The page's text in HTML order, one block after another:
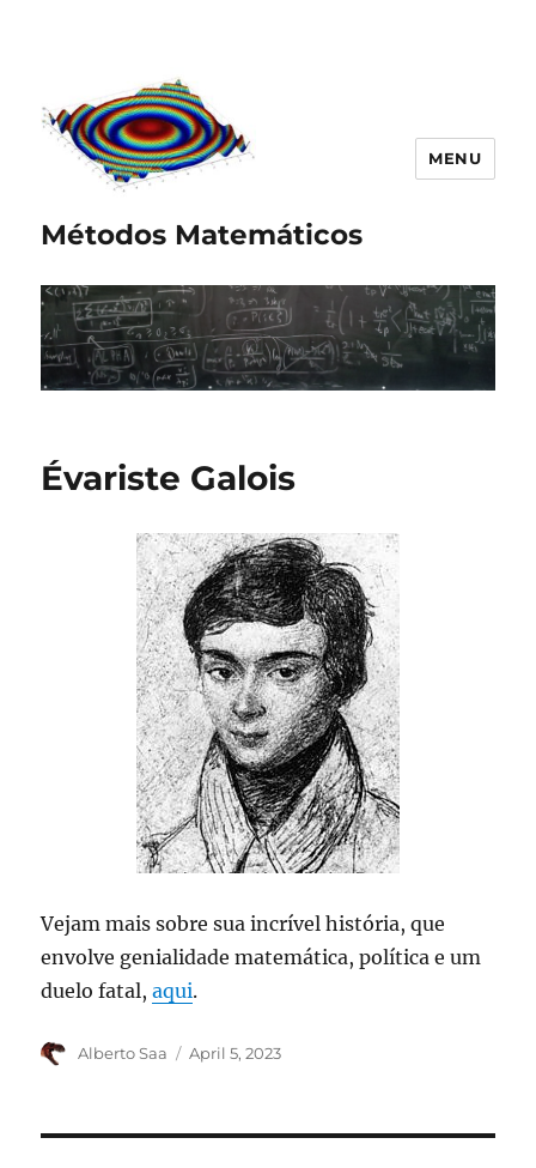
Métodos Matemáticos
MENU
Évariste Galois
Vejam mais sobre sua incrível história, que
envolve genialidade matemática, política e um
duelo fatal,aqui.
Author
Alberto Saa
Posted
April 5, 2023